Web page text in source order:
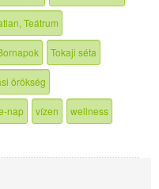
Teátrum
Tokaji séta
örökség
nap vízen wellness